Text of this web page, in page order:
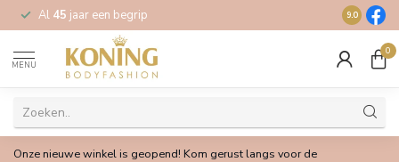
Al 45 jaar een begrip Gratis
9.0
MENU
0
Onze nieuwe winkel is geopend! Kom gerust langs voor de